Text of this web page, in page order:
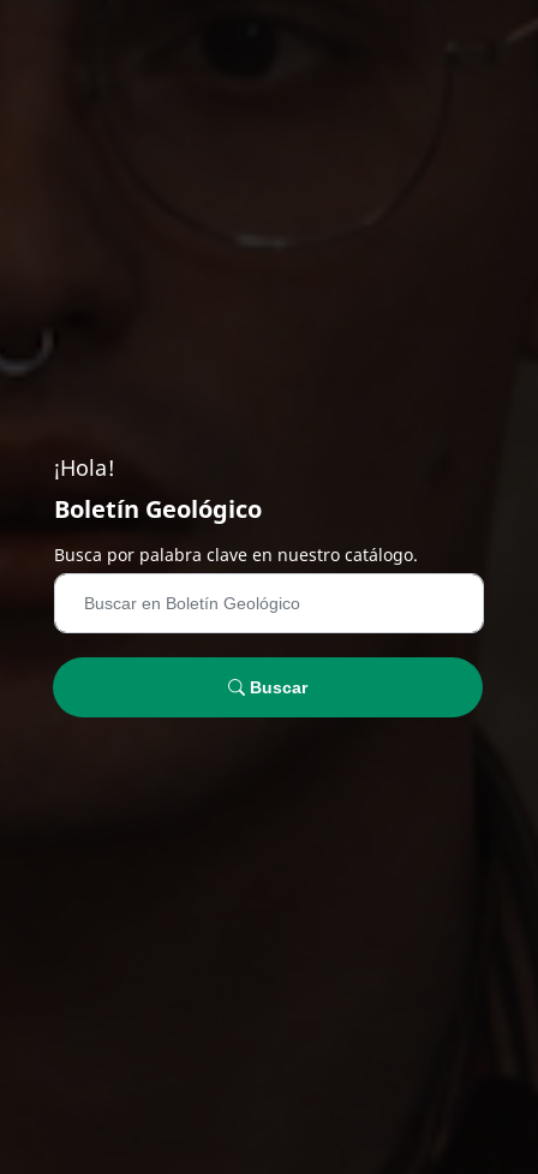
¡Hola!
Boletín Geológico
Busca por palabra clave en nuestro catálogo.
Buscar